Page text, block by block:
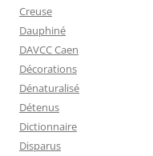
Creuse
Dauphiné
DAVCC Caen
Décorations
Dénaturalisé
Détenus
Dictionnaire
Disparus